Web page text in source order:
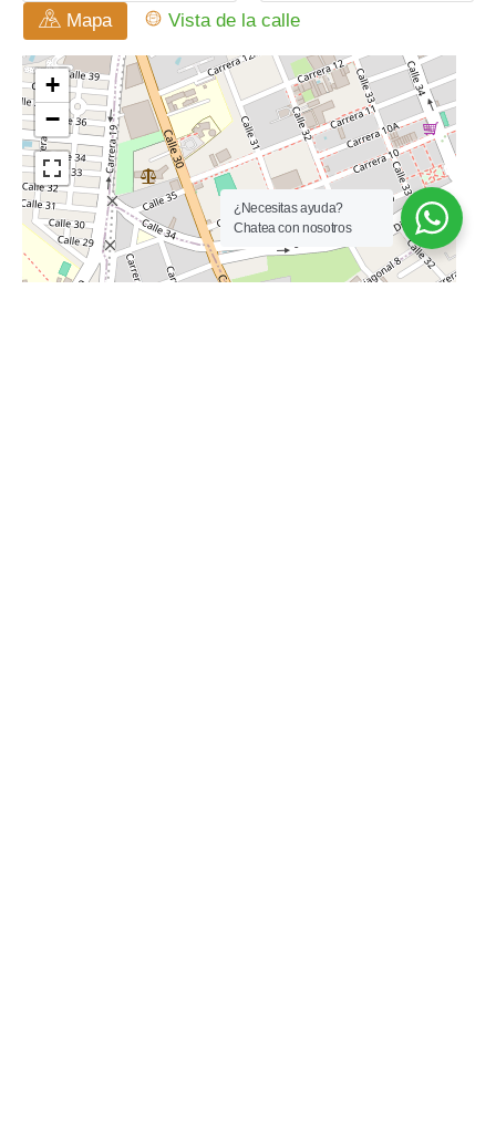
Comercial
Acceso
Trans. Público
Cercano
Supermercados
Luz Blanca
Baño Privado
Acabados Cubierta
Cielo Raso Madera
Pañete
Granito
Sobre Vía Secundaria
Cerca De Centro
Comercial
Parques Cercanos
Bombas De Gasolina
Mapa Vista de la calle
¿Necesitas ayuda?
Chatea con nosotros